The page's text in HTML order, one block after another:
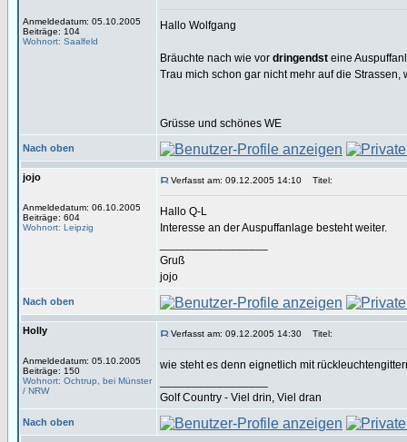
Anmeldedatum: 05.10.2005
Beiträge: 104
Wohnort: Saalfeld
Hallo Wolfgang
Bräuchte nach wie vor dringendst eine
Trau mich schon gar nicht mehr auf die
Grüsse und schönes WE
Nach oben
jojo
Anmeldedatum: 06.10.2005
Beiträge: 604
Wohnort: Leipzig
Verfasst am: 09.12.2005 14:10 Titel:
Hallo Q-L
Interesse an der Auspuffanlage besteht weiter.
Gruß
jojo
Nach oben
Holly
Anmeldedatum: 05.10.2005
Beiträge: 150
Wohnort: Ochtrup, bei Münster
/ NRW
Verfasst am: 09.12.2005 14:30 Titel:
wie steht es denn eignetlich mit
Golf Country - Viel drin, Viel dran
Nach oben